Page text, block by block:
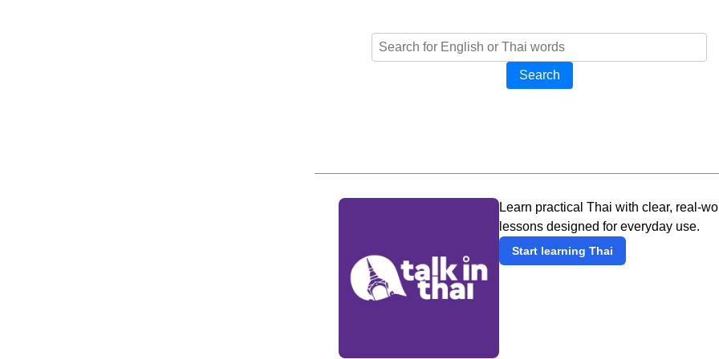
Search
Learn practical Thai with clear, real-
lessons designed for everyday use.
Start learning Thai